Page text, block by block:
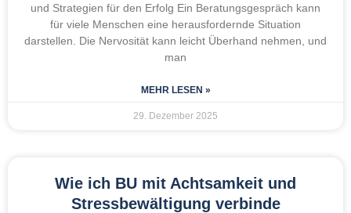
und Strategien für den Erfolg Ein Beratungsgespräch kann
für viele Menschen eine herausfordernde Situation
darstellen. Die Nervosität kann leicht Überhand nehmen, und
man
MEHR LESEN »
29. Dezember 2025
Wie ich BU mit Achtsamkeit und
Stressbewältigung verbinde